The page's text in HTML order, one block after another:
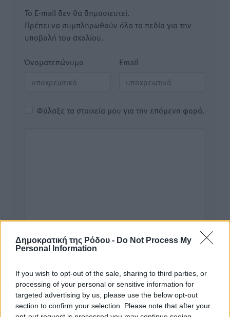
Δημοκρατική της Ρόδου - Do Not Process My
Personal Information
If you wish to opt-out of the sale, sharing to third parties, or
processing of your personal or sensitive information for
targeted advertising by us, please use the below opt-out
section to confirm your selection. Please note that after your
Το E-mail δεν θα δημοσιευτεί.
Πρέπει να συμπληρωθούν όλα τα πεδία για την
υποβολή του σχολίου.
Όνοματεπώνυμο Email
Φύλαξε τα στοιχεία μου για την επόμενη φορά.
Υπενθύμιση: